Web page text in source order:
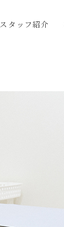
スタッフ紹介